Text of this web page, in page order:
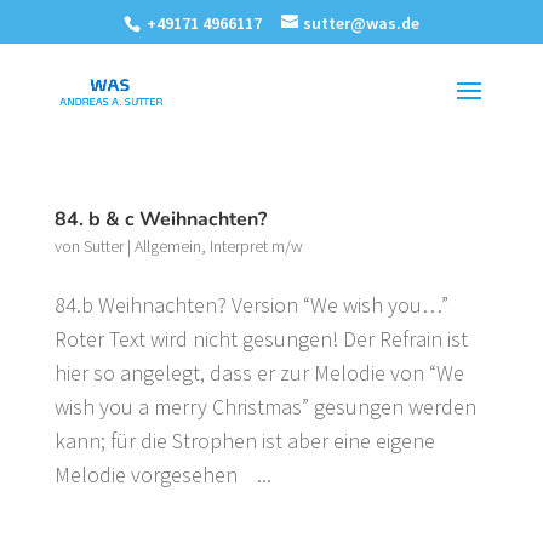
+49171 4966117 sutter@was.de
84. b & c Weihnachten?
von Sutter| Allgemein, Interpret m/w
84.b Weihnachten? Version “We wish you…”
Roter Text wird nicht gesungen! Der Refrain ist
hier so angelegt, dass er zur Melodie von “We
wish you a merry Christmas” gesungen werden
kann; für die Strophen ist aber eine eigene
Melodie vorgesehen ...